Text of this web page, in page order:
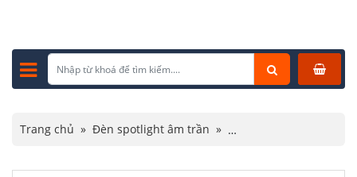
Trang chủ » Đèn spotlight âm trần »
Đèn Spotlight Âm Trần Opple RA-US R70 4W